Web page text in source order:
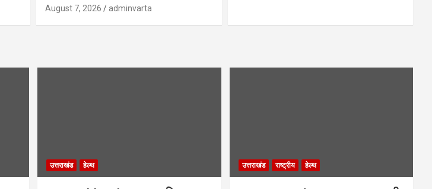
August 7, 2026 adminvarta
उत्तराखंड हेल्थ उत्तराखंड राष्ट्रीय हेल्थ